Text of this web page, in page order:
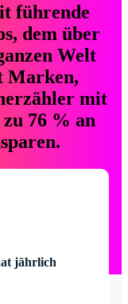
führende
dem über
Welt
Marken,
mit
76 % an
jährlich